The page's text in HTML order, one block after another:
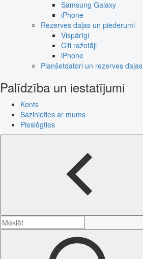
Samsung Galaxy
iPhone
Rezerves daļas un piederumi
Vispārīgi
Citi ražotāji
iPhone
Planšetdatori un rezerves daļas
Palīdzība un iestatījumi
Konts
Sazinieties ar mums
Pieslēgties